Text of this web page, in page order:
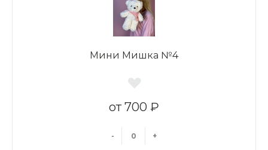
Мини Мишка №4
700 ₽
- +